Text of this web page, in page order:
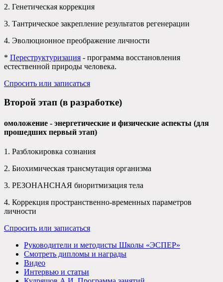
2. Генетическая коррекция
3. Тантрическое закрепление результатов регенерации
4. Эволюционное преображение личности
* Переструктуризация - программа восстановления
естественной природы человека.
Спросить или записаться
Второй этап (в разработке)
омоложение - энергетические и физические аспекты (для
прошедших первый этап)
1. Разблокировка сознания
2. Биохимическая трансмутация организма
3. РЕЗОНАНСНАЯ биоритмизация тела
4. Коррекция пространственно-временных параметров
личности
Спросить или записаться
Руководители и методисты Школы «ЭСПЕР»
Смотреть дипломы и награды
Видео
Интервью и статьи